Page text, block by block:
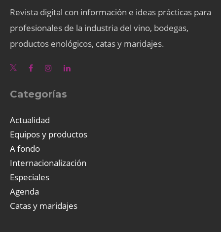
Revista digital con información e ideas prácticas para
profesionales de la industria del vino, bodegas,
productos enológicos, catas y maridajes.
Categorías
Actualidad
Equipos y productos
A fondo
Internacionalización
Especiales
Agenda
Catas y maridajes